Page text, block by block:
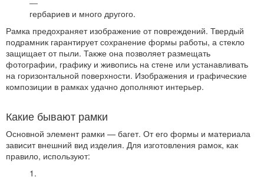
гербариев и много другого.
Рамка предохраняет изображение от повреждений. Твердый
подрамник гарантирует сохранение формы работы, а стекло
защищает от пыли. Также она позволяет размещать
фотографии, графику и живопись на стене или устанавливать
на горизонтальной поверхности. Изображения и графические
композиции в рамках удачно дополняют интерьер.
Какие бывают рамки
Основной элемент рамки — багет. От его формы и материала
зависит внешний вид изделия. Для изготовления рамок, как
правило, используют: